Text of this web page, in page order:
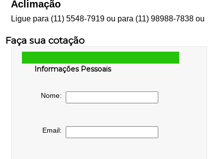
Aclimação
Ligue para (11) 5548-7919ou para (11) 98988-7838ou
Faça sua cotação
Informações Pessoais
Nome:
Email: